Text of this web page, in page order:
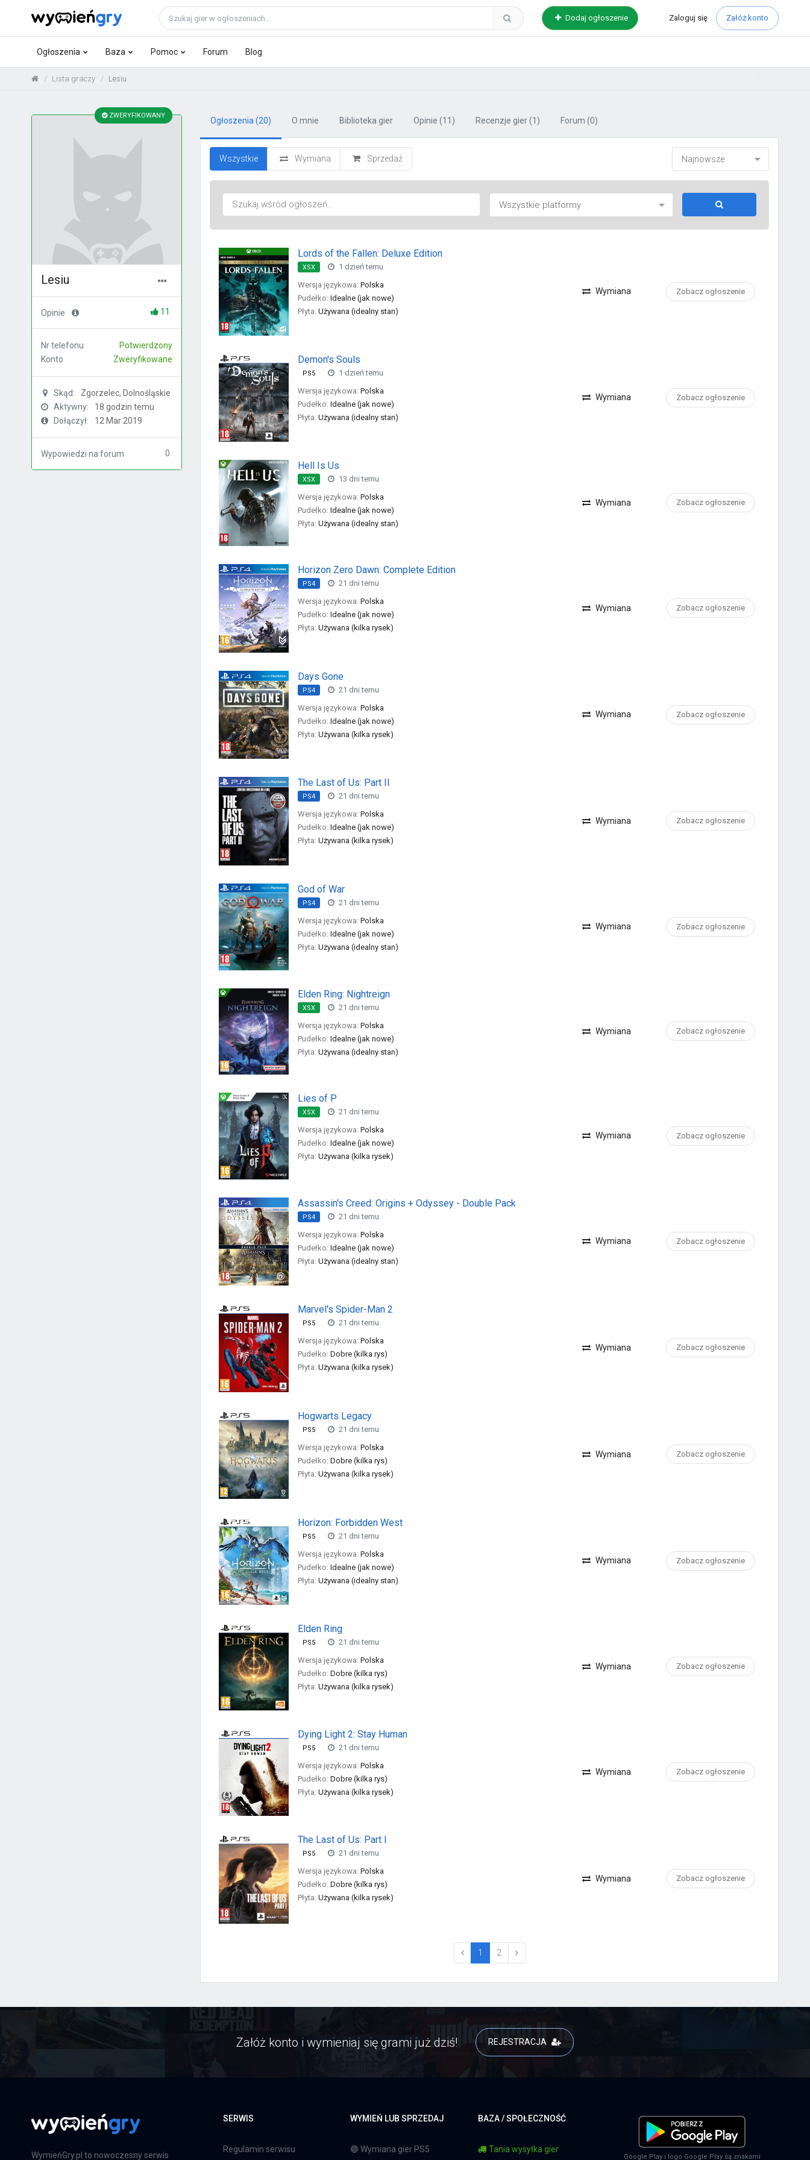
Dodaj ogłoszenie Zaloguj się Załóż konto
Ogłoszenia Baza Pomoc Forum Blog
Lista graczy Lesiu
ZWERYFIKOWANY
Lesiu
Opinie 11
Nr telefonu
Potwierdzony
Konto
Zweryfikowane
Skąd:
Zgorzelec, Dolnośląskie
Aktywny:
18 godzin temu
Dołączył:
12 Mar 2019
Wypowiedzi na forum 0
Ogłoszenia (20) O mnie Biblioteka gier Opinie (11) Recenzje gier(1) Forum (0)
Wszystkie Wymiana Sprzedaż
Lords of the Fallen: Deluxe Edition
XSX
1 dzień temu
Wersja językowa: Polska
Pudełko: Idealne (jak nowe)
Płyta: Używana (idealny stan)
Wymiana Zobacz ogłoszenie
Demon's Souls
PS5
1 dzień temu
Wersja językowa: Polska
Pudełko: Idealne (jak nowe)
Płyta: Używana (idealny stan)
Wymiana Zobacz ogłoszenie
Hell Is Us
XSX
13 dni temu
Wersja językowa: Polska
Pudełko: Idealne (jak nowe)
Płyta: Używana (idealny stan)
Wymiana Zobacz ogłoszenie
Horizon Zero Dawn: Complete Edition
PS4
21 dni temu
Wersja językowa: Polska
Pudełko: Idealne (jak nowe)
Płyta: Używana (kilka rysek)
Wymiana Zobacz ogłoszenie
Days Gone
PS4
21 dni temu
Wersja językowa: Polska
Pudełko: Idealne (jak nowe)
Płyta: Używana (kilka rysek)
Wymiana Zobacz ogłoszenie
The Last of Us: Part II
PS4
21 dni temu
Wersja językowa: Polska
Pudełko: Idealne (jak nowe)
Płyta: Używana (kilka rysek)
Wymiana Zobacz ogłoszenie
God of War
PS4
21 dni temu
Wersja językowa: Polska
Pudełko: Idealne (jak nowe)
Płyta: Używana (idealny stan)
Wymiana Zobacz ogłoszenie
Elden Ring: Nightreign
XSX
21 dni temu
Wersja językowa: Polska
Pudełko: Idealne (jak nowe)
Płyta: Używana (idealny stan)
Wymiana Zobacz ogłoszenie
Lies of P
XSX
21 dni temu
Wersja językowa: Polska
Pudełko: Idealne (jak nowe)
Płyta: Używana (kilka rysek)
Wymiana Zobacz ogłoszenie
Assassin's Creed: Origins + Odyssey - Double Pack
PS4
21 dni temu
Wersja językowa: Polska
Pudełko: Idealne (jak nowe)
Płyta: Używana (idealny stan)
Wymiana Zobacz ogłoszenie
Marvel's Spider-Man 2
PS5
21 dni temu
Wersja językowa: Polska
Pudełko: Dobre (kilka rys)
Płyta: Używana (kilka rysek)
Wymiana Zobacz ogłoszenie
Hogwarts Legacy
PS5
21 dni temu
Wersja językowa: Polska
Pudełko: Dobre (kilka rys)
Płyta: Używana (kilka rysek)
Wymiana Zobacz ogłoszenie
Horizon: Forbidden West
PS5
21 dni temu
Wersja językowa: Polska
Pudełko: Idealne (jak nowe)
Płyta: Używana (idealny stan)
Wymiana Zobacz ogłoszenie
Elden Ring
PS5
21 dni temu
Wersja językowa: Polska
Pudełko: Dobre (kilka rys)
Płyta: Używana (kilka rysek)
Wymiana Zobacz ogłoszenie
Dying Light 2: Stay Human
PS5
21 dni temu
Wersja językowa: Polska
Pudełko: Dobre (kilka rys)
Płyta: Używana (kilka rysek)
Wymiana Zobacz ogłoszenie
The Last of Us: Part I
PS5
21 dni temu
Wersja językowa: Polska
Pudełko: Dobre (kilka rys)
Płyta: Używana (kilka rysek)
Wymiana Zobacz ogłoszenie
1 (current)
2
Załóż konto i wymieniaj się grami już dziś! REJESTRACJA
WymieńGry.pl to nowoczesny serwis
SERWIS
Regulamin serwisu
WYMIEŃ LUB SPRZEDAJ
🔵 Wymiana gier PS5
BAZA / SPOŁECZNOŚĆ
Tania wysyłka gier
Google Play i logo Google Play są znakami